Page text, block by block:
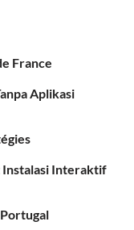
France
Aplikasi
Instalasi Interaktif